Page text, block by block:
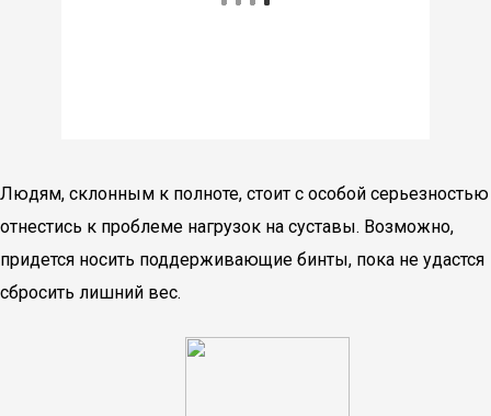
Людям, склонным к полноте, стоит с особой серьезностью
отнестись к проблеме нагрузок на суставы. Возможно,
придется носить поддерживающие бинты, пока не удастся
сбросить лишний вес.